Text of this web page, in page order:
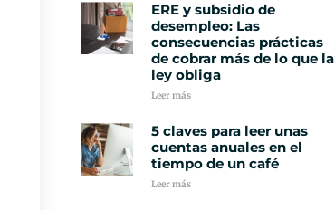
ERE y subsidio de
desempleo: Las
consecuencias prácticas
de cobrar más de lo que la
ley obliga
Leer más
5 claves para leer unas
cuentas anuales en el
tiempo de un café
Leer más